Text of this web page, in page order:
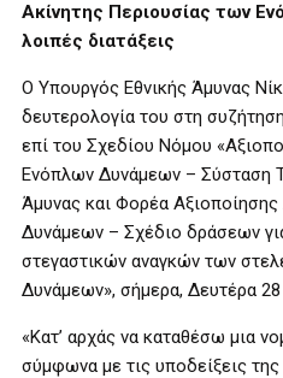
Ακίνητης Περιουσίας των
λοιπές διατάξεις
Ο Υπουργός Εθνικής Άμυνας
δευτερολογία του στη
επί του Σχεδίου Νόμου
Ενόπλων Δυνάμεων – Σύσταση
Άμυνας και Φορέα
Δυνάμεων – Σχέδιο δράσεων
στεγαστικών αναγκών των
Δυνάμεων», σήμερα, Δευτέρα 28
«Κατ’ αρχάς να καταθέσω μια
σύμφωνα με τις υποδείξεις